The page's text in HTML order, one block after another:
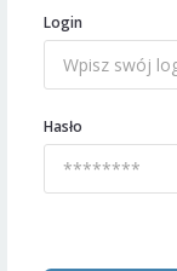
Login
Hasło